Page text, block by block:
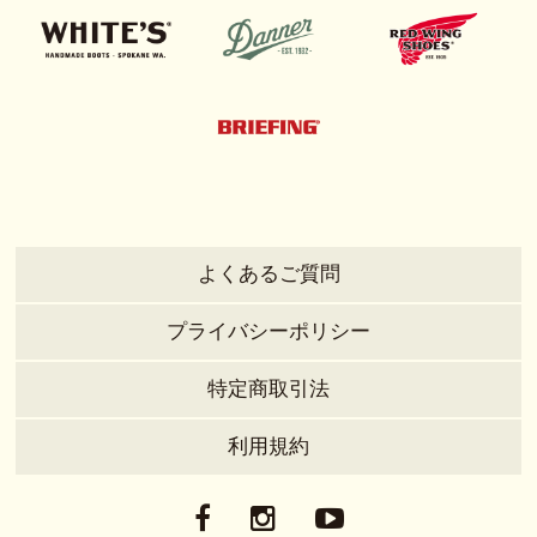
よくあるご質問
プライバシーポリシー
特定商取引法
利用規約